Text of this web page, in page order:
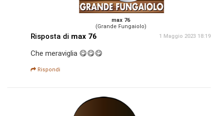
max 76
(Grande Fungaiolo)
Risposta di max 76 1 Maggio 2023 18:19
Che meraviglia 😋😋😋
Rispondi